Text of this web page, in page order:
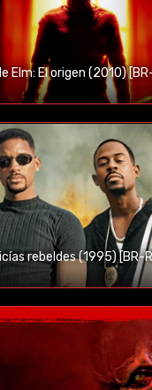
Elm: El origen (2010)
rebeldes (1995) [BR-